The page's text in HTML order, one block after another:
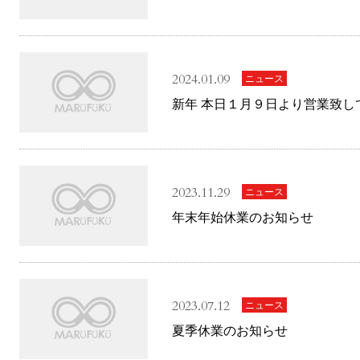
2024.01.09 ニュース
新年 本日１月９日より営業致し
2023.11.29 ニュース
年末年始休業のお知らせ
2023.07.12 ニュース
夏季休業のお知らせ